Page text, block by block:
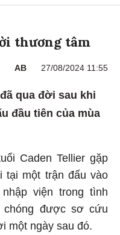
thương tâm
AB 27/08/2024 11:55
qua đời sau khi
đầu tiên của mùa
Caden Tellier gặp
tại một trận đấu vào
viện trong tình
chóng được sơ cứu
một ngày sau đó.